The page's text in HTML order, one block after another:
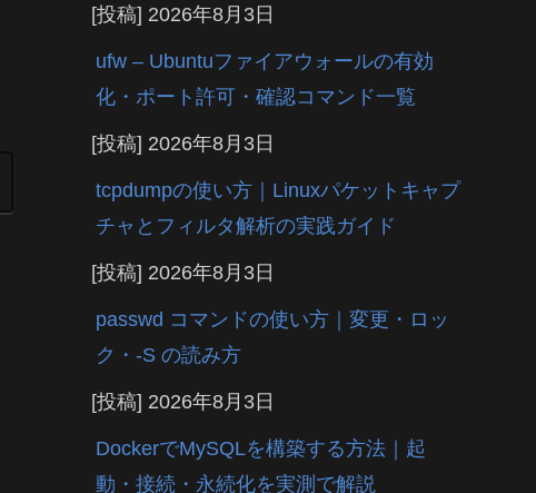
[投稿] 2026年8月3日
ufw – Ubuntuファイアウォールの有効
化・ポート許可・確認コマンド一覧
[投稿] 2026年8月3日
tcpdumpの使い方｜Linuxパケットキャプ
チャとフィルタ解析の実践ガイド
[投稿] 2026年8月3日
passwd コマンドの使い方｜変更・ロッ
ク・-S の読み方
[投稿] 2026年8月3日
DockerでMySQLを構築する方法｜起
動・接続・永続化を実測で解説